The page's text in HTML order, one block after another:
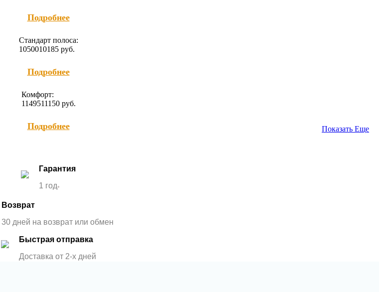
Подробнее
Cтандарт полоса:
1050010185руб.
Подробнее
Комфорт:
1149511150руб.
Подробнее Показать Еще
Гарантия
1 год*
Возврат
30 дней на возврат или обмен
Быстрая отправка
Доставка от 2-x дней